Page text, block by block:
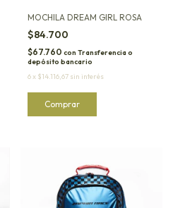
MOCHILA DREAM GIRL ROSA
$84.700
$67.760 con Transferencia o
depósito bancario
6x $14.116,67 sin interés